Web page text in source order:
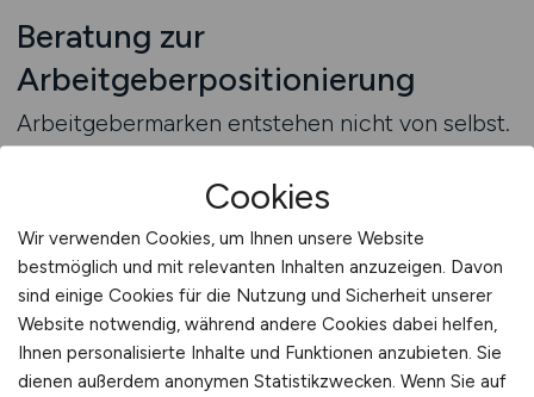
Beratung zur
Arbeitgeberpositionierung
Arbeitgebermarken entstehen nicht von selbst.
Sie sind das Ergebnis strategischer Planung,
klarer Kommunikation und gezielter Präsenz.
hilft Unternehmen im Maschinenbau, diese
Elemente zu verbinden. Sie zeigt, wie
Sichtbarkeit gezielt aufgebaut und langfristig
gehalten werden kann. Dabei geht es nicht um
oberflächliches Employer Branding, sondern um
Cookies
Wir verwenden Cookies, um Ihnen unsere Website
bestmöglich und mit relevanten Inhalten anzuzeigen. Davon
sind einige Cookies für die Nutzung und Sicherheit unserer
Website notwendig, während andere Cookies dabei helfen,
Ihnen personalisierte Inhalte und Funktionen anzubieten. Sie
dienen außerdem anonymen Statistikzwecken. Wenn Sie auf